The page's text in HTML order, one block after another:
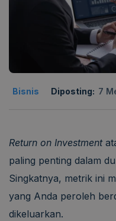
Bisnis Diposting: 7
Return on Investment
paling penting dalam
Singkatnya, metrik ini
yang Anda peroleh
dikeluarkan.